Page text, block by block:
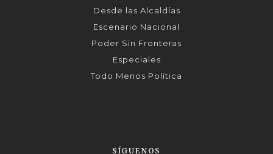
Desde las Alcaldías
Escenario Nacional
Poder Sin Fronteras
Especiales
Todo Menos Política
SÍGUENOS